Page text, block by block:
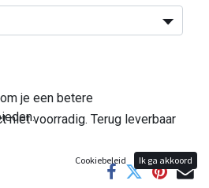
niet voorradig. Terug leverbaar
je een betere
Cookiebeleid Ik ga akkoord